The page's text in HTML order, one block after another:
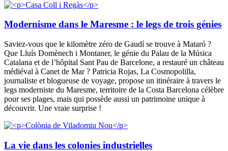
Modernisme dans le Maresme : le legs de trois génies
Saviez-vous que le kilomètre zéro de Gaudí se trouve à Mataró ?
Que Lluís Domènech i Montaner, le génie du Palau de la Música
Catalana et de l’hôpital Sant Pau de Barcelone, a restauré un château
médiéval à Canet de Mar ? Patricia Rojas, La Cosmopolilla,
journaliste et blogueuse de voyage, propose un itinéraire à travers le
legs moderniste du Maresme, territoire de la Costa Barcelona célèbre
pour ses plages, mais qui possède aussi un patrimoine unique à
découvrir. Une vraie surprise !
La vie dans les colonies industrielles